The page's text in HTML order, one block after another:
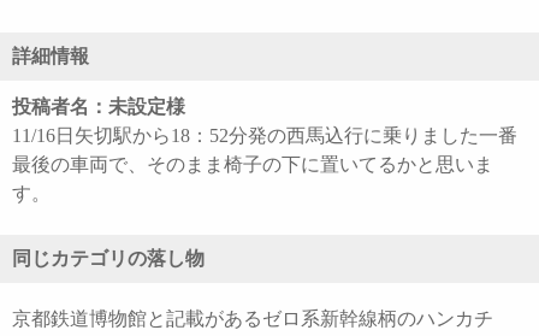
詳細情報
投稿者名：未設定様
11/16日矢切駅から18：52分発の西馬込行に乗りました一番
最後の車両で、そのまま椅子の下に置いてるかと思いま
す。
同じカテゴリの落し物
京都鉄道博物館と記載があるゼロ系新幹線柄のハンカチ